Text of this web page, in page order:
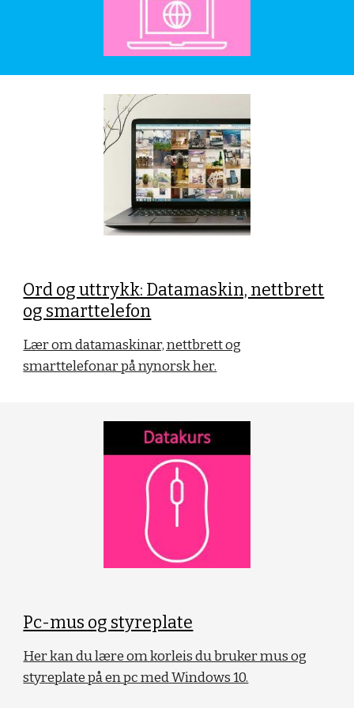
Ord og uttrykk: Datamaskin, nettbrett
og smarttelefon
Lær om datamaskinar, nettbrett og
smarttelefonar på nynorsk her.
Pc-mus og styreplate
Her kan du lære om korleis du bruker mus og
styreplate på en pc med Windows 10.